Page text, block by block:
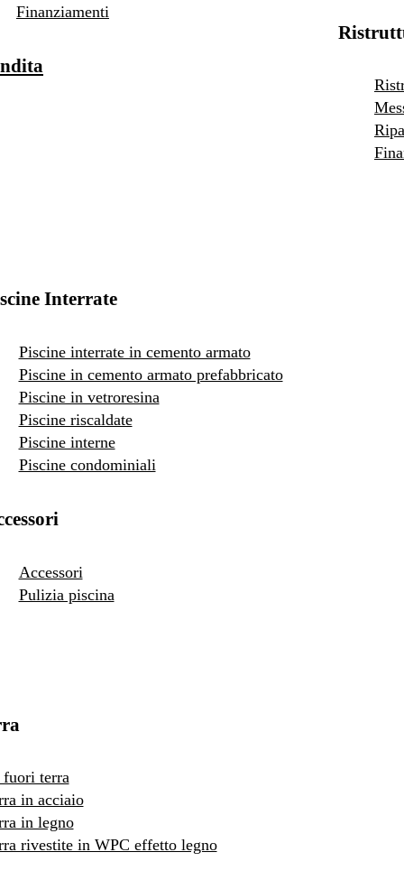
Finanziamenti
Interrate
Piscine interrate in cemento armato
Piscine in cemento armato prefabbricato
Piscine in vetroresina
Piscine riscaldate
Piscine interne
Piscine condominiali
Accessori
Pulizia piscina
fuori terra
in acciaio
in legno
rivestite in WPC effetto legno